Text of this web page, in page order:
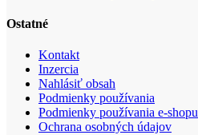
Ostatné
Kontakt
Inzercia
Nahlásiť obsah
Podmienky používania
Podmienky používania e-shopu
Ochrana osobných údajov